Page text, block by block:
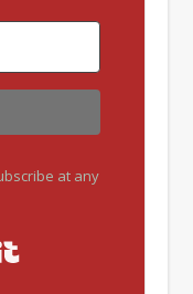
at any